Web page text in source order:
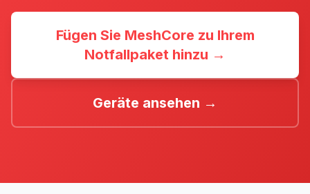
Fügen Sie MeshCore zu Ihrem
Notfallpaket hinzu →
Geräte ansehen →